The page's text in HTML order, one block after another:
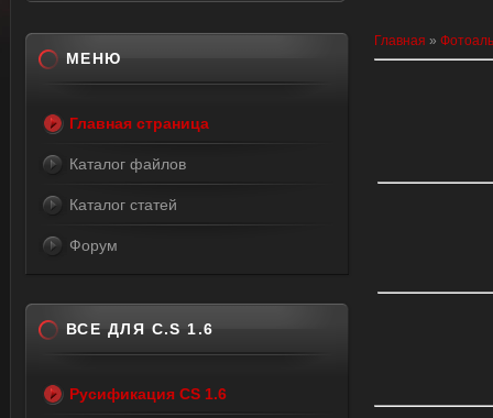
Главная »
МЕНЮ
Главная страница
Каталог файлов
Каталог статей
Форум
ВСЕ ДЛЯ C.S 1.6
Русификация CS 1.6